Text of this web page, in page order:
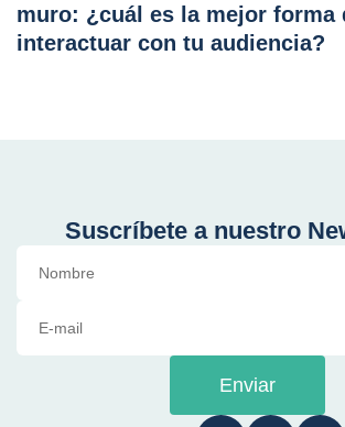
muro: ¿cuál es la mejor forma
interactuar con tu audiencia?
Suscríbete a nuestro
Enviar